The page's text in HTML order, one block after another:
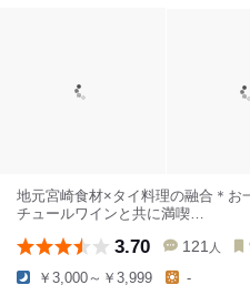
地元宮崎食材×タイ料理の融合＊お
チュールワインと共に満喫…
3.70 121 人
￥3,000～￥3,999 -